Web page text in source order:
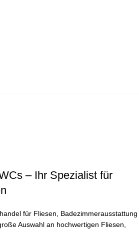
– Ihr Spezialist für
für Fliesen, Badezimmerausstattung
Auswahl an hochwertigen Fliesen,